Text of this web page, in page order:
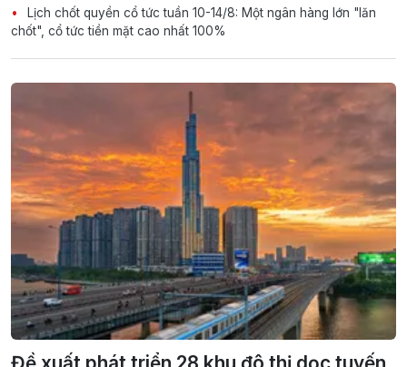
Lịch chốt quyền cổ tức tuần 10-14/8: Một ngân hàng lớn "lăn
chốt", cổ tức tiền mặt cao nhất 100%